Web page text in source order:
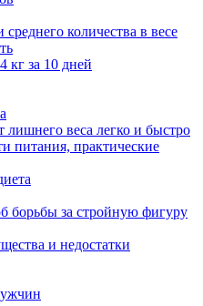
количества в весе
кг за 10 дней
лишнего веса легко и быстро
питания, практические
борьбы за стройную фигуру
и недостатки